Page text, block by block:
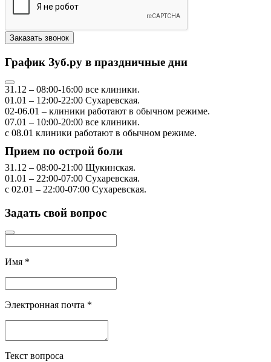
График Зуб.ру в праздничные дни
31.12 – 08:00-16:00 все клиники.
01.01 – 12:00-22:00 Сухаревская.
02-06.01 – клиники работают в обычном режиме.
07.01 – 10:00-20:00 все клиники.
с 08.01 клиники работают в обычном режиме.
Прием по острой боли
31.12 – 08:00-21:00 Щукинская.
01.01 – 22:00-07:00 Сухаревская.
с 02.01 – 22:00-07:00 Сухаревская.
Задать свой вопрос
Имя *
Электронная почта *
Текст вопроса